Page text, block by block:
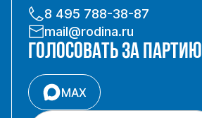
8 495 788-38-87
mail@rodina.ru
ГОЛОСОВАТЬ ЗА ПАРТИЮ
MAX